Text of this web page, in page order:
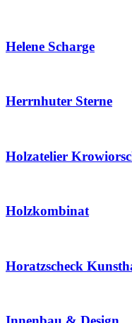
Helene Scharge
Herrnhuter Sterne
Holzatelier
Holzkombinat
Horatzscheck